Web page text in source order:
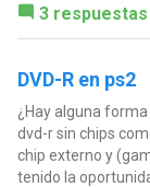
3 respuestas
DVD-R en ps2
¿Hay alguna
dvd-r sin chips
chip externo y
tenido la